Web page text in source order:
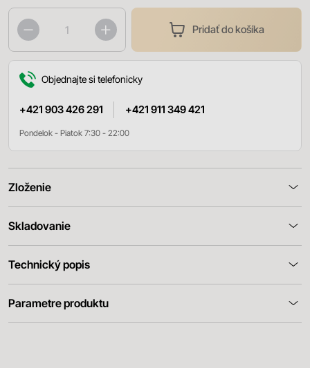
Pridať do košíka
Objednajte si telefonicky
+421 903 426 291 +421 911 349 421
Pondelok - Piatok 7:30 - 22:00
Zloženie
Skladovanie
Technický popis
Parametre produktu